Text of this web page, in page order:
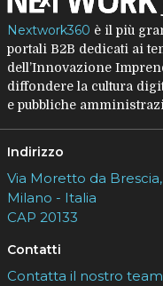
Nextwork360 è il più
portali B2B dedicati ai
dell’Innovazione
diffondere la cultura
e pubbliche
Indirizzo
Via Moretto da
Milano - Italia
CAP 20133
Contatti
Contatta il nostro